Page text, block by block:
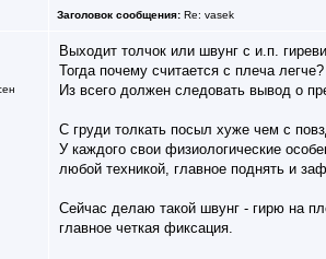
Заголовок сообщения: Re: vasek
Выходит толчок или швунг с и.п.
Тогда почему считается с плеча
Из всего должен следовать вывод о
С груди толкать посыл хуже чем с
У каждого свои физиологические
любой техникой, главное поднять и
Сейчас делаю такой швунг - гирю на
главное четкая фиксация.